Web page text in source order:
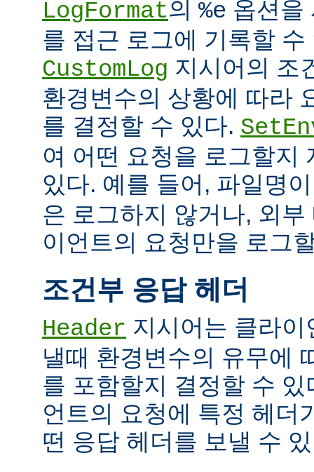
LogFormat의 %e 옵션을
를 접근 로그에 기록할 수
CustomLog 지시어의 조
환경변수의 상황에 따라
를 결정할 수 있다.
여 어떤 요청을 로그할지
있다. 예를 들어, 파일명
은 로그하지 않거나, 외
이언트의 요청만을 로그
조건부 응답 헤더
Header 지시어는 클라
낼때 환경변수의 유무에
를 포함할지 결정할 수
언트의 요청에 특정 헤더
떤 응답 헤더를 보낼 수